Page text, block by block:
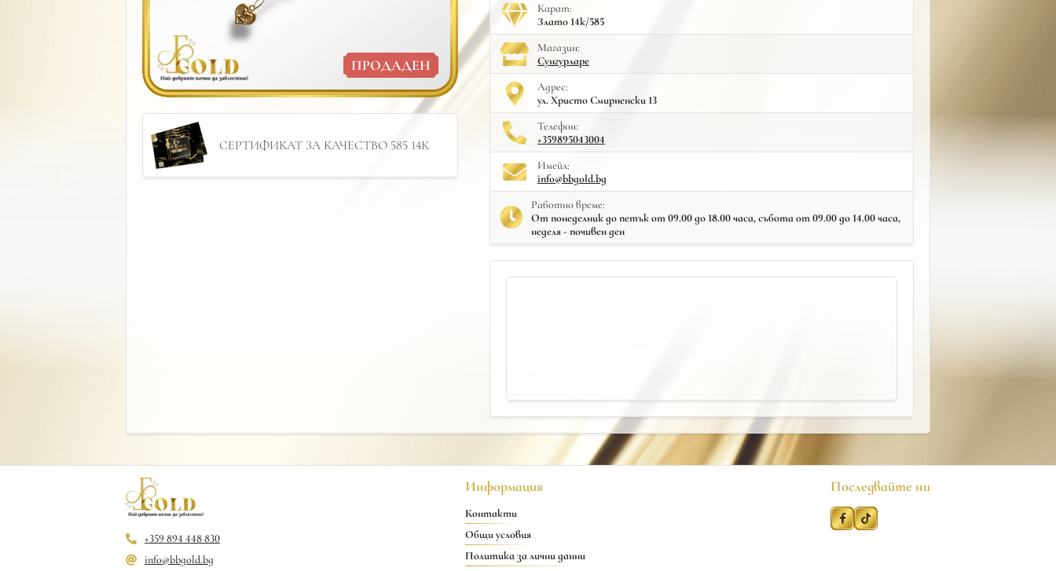
ПРОДАДЕН
СЕРТИФИКАТ ЗА КАЧЕСТВО 585 14К
Карат:
Злато 14к/585
Mагазин:
Сунгурларе
Адрес:
ул. Христо Смирненски 13
Телефон:
+359895043004
Имейл:
info@bbgold.bg
Работно време:
От понеделник до петък от 09.00 до 18.00 часа, събота от 09.00 до 14.00 часа,
неделя - почивен ден
+359 894 448 830
info@bbgold.bg
Информация
Контакти
Общи условия
Политика за лични данни
Последвайте ни